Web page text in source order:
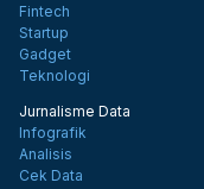
Fintech
Startup
Gadget
Teknologi
Jurnalisme Data
Infografik
Analisis
Cek Data